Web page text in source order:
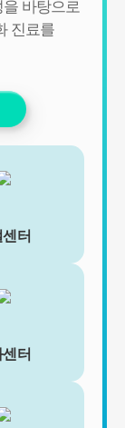
바탕으로
진료를
터
터
용하려는 경우
습니다.
, 이 경우에도 제
개인정보의 수집
또는 회원 탈퇴
기간 동안 보존합
병원은 관계법령
. 이 경우 연세바
이용하며 보존기